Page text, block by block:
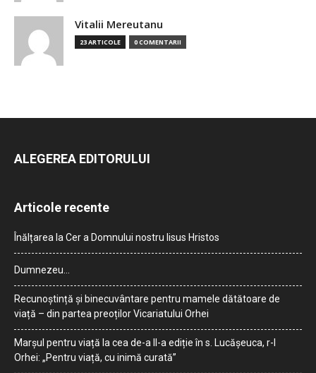
Vitalii Mereutanu
23 ARTICOLE 0 COMENTARII
ALEGEREA EDITORULUI
Articole recente
Înălțarea la Cer a Domnului nostru Iisus Hristos
Dumnezeu…
Recunoștință și binecuvântare pentru mamele dătătoare de
viață – din partea preoților Vicariatului Orhei
Marșul pentru viață la cea de-a II-a ediție în s. Lucășeuca, r-l
Orhei: „Pentru viață, cu inimă curată”